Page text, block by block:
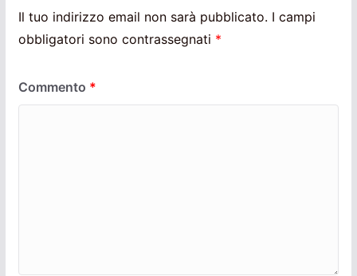
Il tuo indirizzo email non sarà pubblicato. I campi
obbligatori sono contrassegnati *
Commento *